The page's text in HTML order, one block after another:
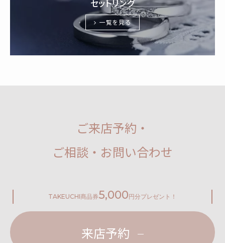
セットリング
一覧を見る
ご来店予約・
ご相談・お問い合わせ
TAKEUCHI商品券5,000 円分プレゼント！
来店予約